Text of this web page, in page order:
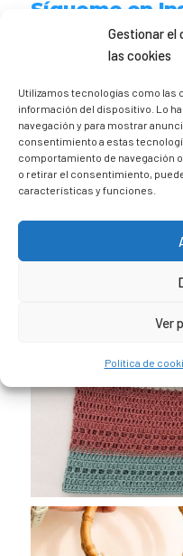
Gestionar el
las cookies
Utilizamos tecnologías como las
información del dispositivo. Lo
navegación y para mostrar
consentimiento a estas
comportamiento de navegación
o retirar el consentimiento,
características y funciones.
Ver
Política de
Sígueme en
Freelance | Web |
@lacatalina.shop
@caravana_go